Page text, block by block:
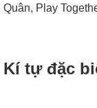
Quân, Play
Kí tự đặc